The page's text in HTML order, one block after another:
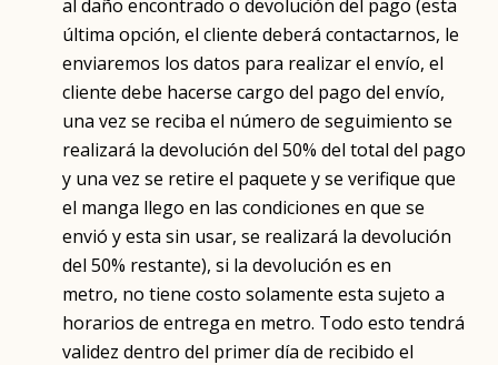
al daño encontrado o devolución del pago (esta
última opción, el cliente deberá contactarnos, le
enviaremos los datos para realizar el envío, el
cliente debe hacerse cargo del pago del envío,
una vez se reciba el número de seguimiento se
realizará la devolución del 50% del total del pago
y una vez se retire el paquete y se verifique que
el manga llego en las condiciones en que se
envió y esta sin usar, se realizará la devolución
del 50% restante), si la devolución es en
metro, no tiene costo solamente esta sujeto a
horarios de entrega en metro. Todo esto tendrá
validez dentro del primer día de recibido el